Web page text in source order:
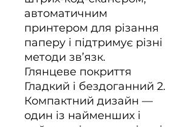
автоматичним
принтером для різання
паперу і підтримує різні
методи зв’язк.
Глянцеве покриття
Гладкий і бездоганний 2.
Компактний дизайн —
один із найменших і